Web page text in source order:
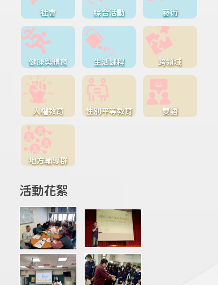
社會 綜合活動 藝術
健康與體育 生活課程 跨領域
人權教育 性別平等教育 雙語
地方輔導群
活動花絮